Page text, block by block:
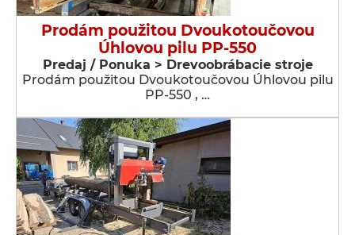
Prodám použitou Dvoukotoučovou
Úhlovou pilu PP-550
Predaj / Ponuka > Drevoobrábacie stroje
Prodám použitou Dvoukotoučovou Úhlovou pilu
PP-550 , …